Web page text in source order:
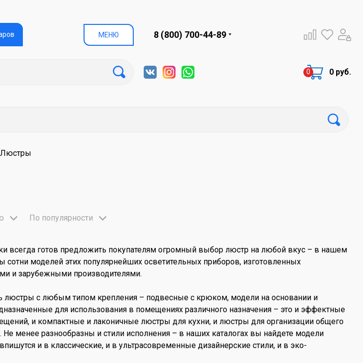
МЕНЮ 8 (800) 700-44-89
0 руб.
Люстры
По популярности
всегда готов предложить покупателям огромный выбор люстр на любой вкус – в нашем
сотни моделей этих популярнейших осветительных приборов, изготовленных
и зарубежными производителями.
люстры с любым типом крепления – подвесные с крюком, модели на основании и
для использования в помещениях различного назначения – это и эффектные
и компактные и лаконичные люстры для кухни, и люстры для организации общего
Не менее разнообразны и стили исполнения – в наших каталогах вы найдете модели
и в классические, и в ультрасовременные дизайнерские стили, и в эко-